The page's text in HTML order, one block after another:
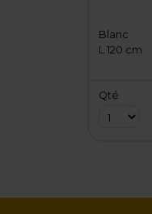
Blanc
L 120 cm
Qté